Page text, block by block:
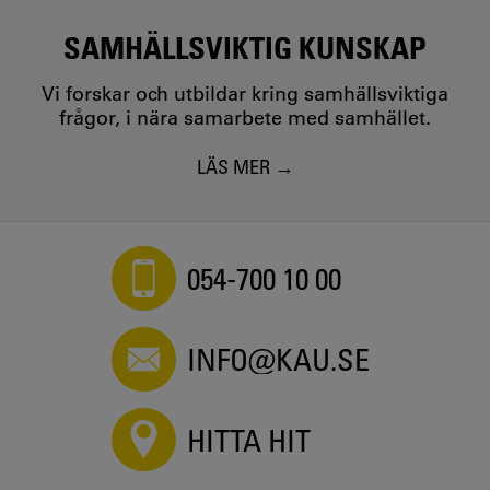
SAMHÄLLSVIKTIG KUNSKAP
Vi forskar och utbildar kring samhällsviktiga
frågor, i nära samarbete med samhället.
LÄS MER
054-700 10 00
INFO@KAU.SE
HITTA HIT